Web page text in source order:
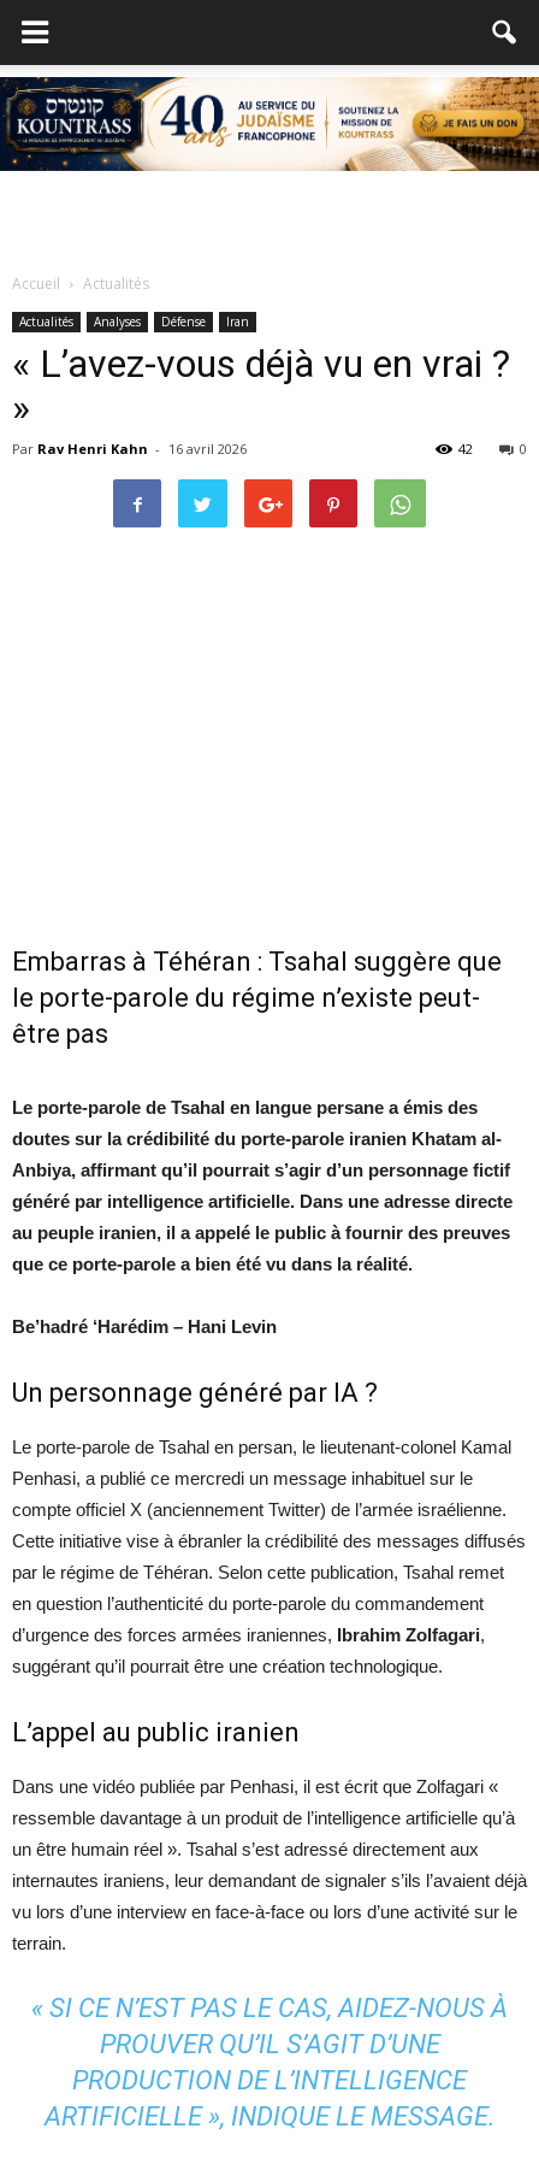
Accueil Actualités
Actualités Analyses Défense Iran
« L’avez-vous déjà vu en vrai ?
»
Par Rav Henri Kahn - 16 avril 2026 0
42
Embarras à Téhéran : Tsahal suggère que
le porte-parole du régime n’existe peut-
être pas
Le porte-parole de Tsahal en langue persane a émis des
doutes sur la crédibilité du porte-parole iranien Khatam al-
Anbiya, affirmant qu’il pourrait s’agir d’un personnage fictif
généré par intelligence artificielle. Dans une adresse directe
au peuple iranien, il a appelé le public à fournir des preuves
que ce porte-parole a bien été vu dans la réalité.
Be’hadré ‘Harédim – Hani Levin
Un personnage généré par IA ?
Le porte-parole de Tsahal en persan, le lieutenant-colonel Kamal
Penhasi, a publié ce mercredi un message inhabituel sur le
compte officiel X (anciennement Twitter) de l’armée israélienne.
Cette initiative vise à ébranler la crédibilité des messages diffusés
par le régime de Téhéran. Selon cette publication, Tsahal remet
en question l’authenticité du porte-parole du commandement
d’urgence des forces armées iraniennes, Ibrahim Zolfagari,
suggérant qu’il pourrait être une création technologique.
L’appel au public iranien
Dans une vidéo publiée par Penhasi, il est écrit que Zolfagari «
ressemble davantage à un produit de l’intelligence artificielle qu’à
un être humain réel ». Tsahal s’est adressé directement aux
internautes iraniens, leur demandant de signaler s’ils l’avaient déjà
vu lors d’une interview en face-à-face ou lors d’une activité sur le
terrain.
« SI CE N’EST PAS LE CAS, AIDEZ-NOUS À
PROUVER QU’IL S’AGIT D’UNE
PRODUCTION DE L’INTELLIGENCE
ARTIFICIELLE », INDIQUE LE MESSAGE.